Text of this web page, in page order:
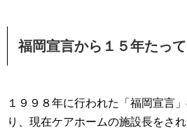
福岡宣言から１５年たって
１９９８年に行われた「福岡宣言
り、現在ケアホームの施設長をさ